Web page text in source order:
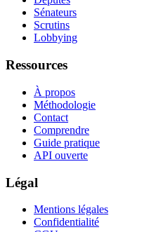
Sénateurs
Scrutins
Lobbying
Ressources
À propos
Méthodologie
Contact
Comprendre
Guide pratique
API ouverte
Légal
Mentions légales
Confidentialité